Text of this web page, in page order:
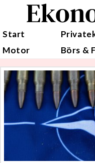
Start
Motor
Börs &